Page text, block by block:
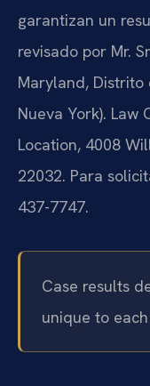
garantizan un
revisado por Mr.
Maryland, Distrito
Nueva York). Law
Location, 4008
22032. Para
437-7747.
Case results
unique to